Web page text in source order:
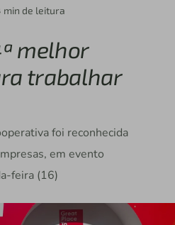
min de leitura
melhor
trabalhar
foi reconhecida
em evento
feira (16)